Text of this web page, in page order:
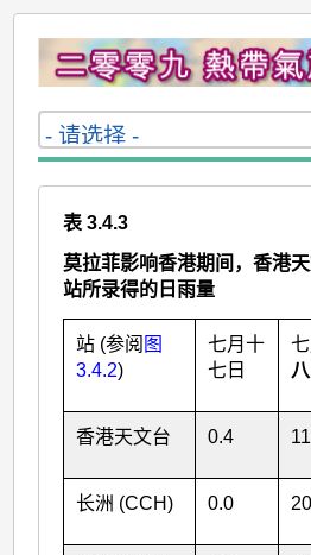
表 3.4.3
莫拉菲影响香港期间，香港
站所录得的日雨量
站 (参阅 图
3.4.2)
七月十
七日
八
香港天文台 0.4
长洲 (CCH) 0.0